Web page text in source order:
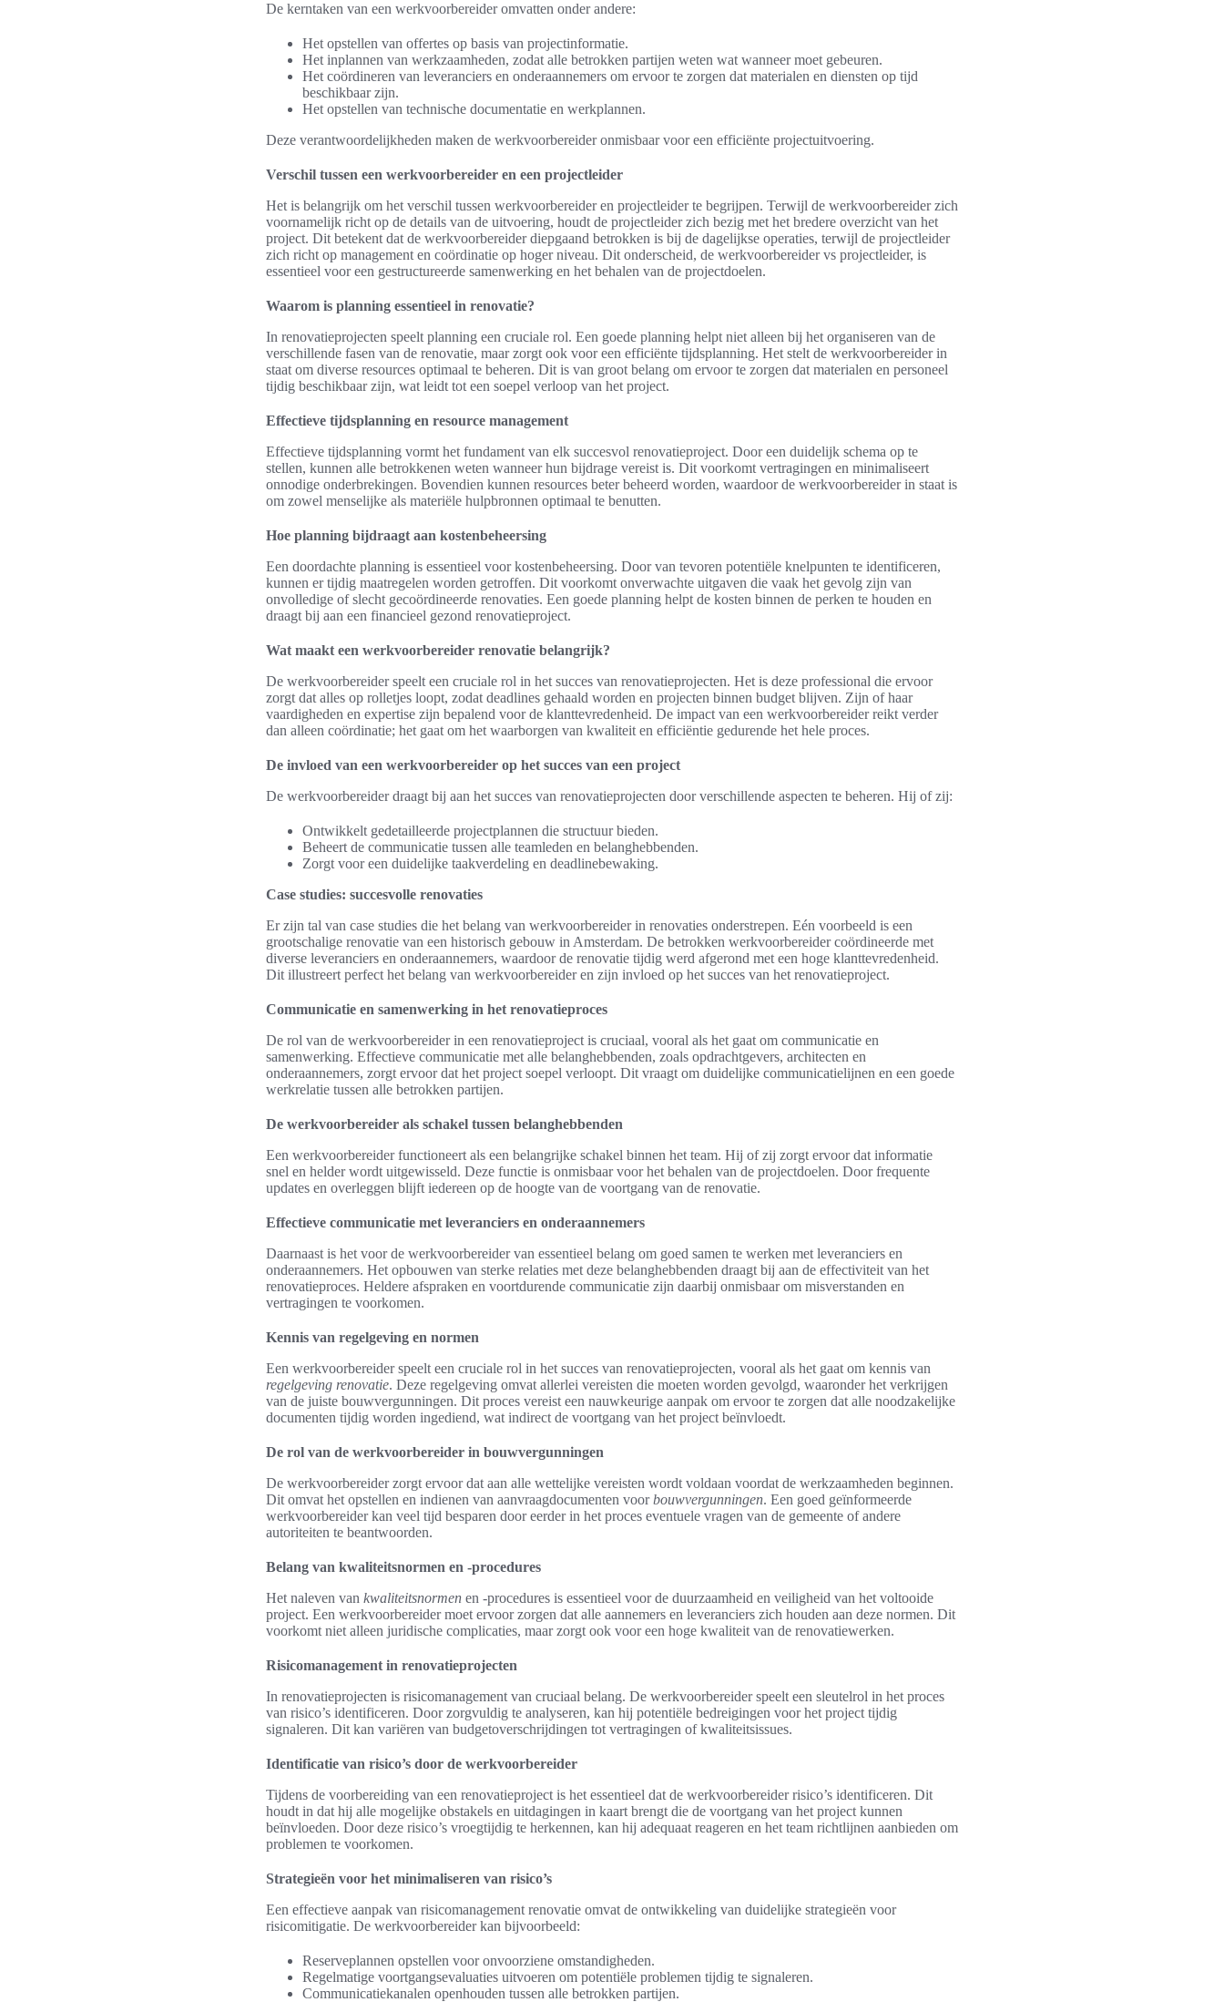
De kerntaken van een werkvoorbereider omvatten onder andere:
Het opstellen van offertes op basis van projectinformatie.
Het inplannen van werkzaamheden, zodat alle betrokken partijen weten wat wanneer moet gebeuren.
Het coördineren van leveranciers en onderaannemers om ervoor te zorgen dat materialen en diensten op tijd
beschikbaar zijn.
Het opstellen van technische documentatie en werkplannen.
Deze verantwoordelijkheden maken de werkvoorbereider onmisbaar voor een efficiënte projectuitvoering.
Verschil tussen een werkvoorbereider en een projectleider
Het is belangrijk om het verschil tussen werkvoorbereider en projectleider te begrijpen. Terwijl de werkvoorbereider zich
voornamelijk richt op de details van de uitvoering, houdt de projectleider zich bezig met het bredere overzicht van het
project. Dit betekent dat de werkvoorbereider diepgaand betrokken is bij de dagelijkse operaties, terwijl de projectleider
zich richt op management en coördinatie op hoger niveau. Dit onderscheid, de werkvoorbereider vs projectleider, is
essentieel voor een gestructureerde samenwerking en het behalen van de projectdoelen.
Waarom is planning essentieel in renovatie?
In renovatieprojecten speelt planning een cruciale rol. Een goede planning helpt niet alleen bij het organiseren van de
verschillende fasen van de renovatie, maar zorgt ook voor een efficiënte tijdsplanning. Het stelt de werkvoorbereider in
staat om diverse resources optimaal te beheren. Dit is van groot belang om ervoor te zorgen dat materialen en personeel
tijdig beschikbaar zijn, wat leidt tot een soepel verloop van het project.
Effectieve tijdsplanning en resource management
Effectieve tijdsplanning vormt het fundament van elk succesvol renovatieproject. Door een duidelijk schema op te
stellen, kunnen alle betrokkenen weten wanneer hun bijdrage vereist is. Dit voorkomt vertragingen en minimaliseert
onnodige onderbrekingen. Bovendien kunnen resources beter beheerd worden, waardoor de werkvoorbereider in staat is
om zowel menselijke als materiële hulpbronnen optimaal te benutten.
Hoe planning bijdraagt aan kostenbeheersing
Een doordachte planning is essentieel voor kostenbeheersing. Door van tevoren potentiële knelpunten te identificeren,
kunnen er tijdig maatregelen worden getroffen. Dit voorkomt onverwachte uitgaven die vaak het gevolg zijn van
onvolledige of slecht gecoördineerde renovaties. Een goede planning helpt de kosten binnen de perken te houden en
draagt bij aan een financieel gezond renovatieproject.
Wat maakt een werkvoorbereider renovatie belangrijk?
De werkvoorbereider speelt een cruciale rol in het succes van renovatieprojecten. Het is deze professional die ervoor
zorgt dat alles op rolletjes loopt, zodat deadlines gehaald worden en projecten binnen budget blijven. Zijn of haar
vaardigheden en expertise zijn bepalend voor de klanttevredenheid. De impact van een werkvoorbereider reikt verder
dan alleen coördinatie; het gaat om het waarborgen van kwaliteit en efficiëntie gedurende het hele proces.
De invloed van een werkvoorbereider op het succes van een project
De werkvoorbereider draagt bij aan het succes van renovatieprojecten door verschillende aspecten te beheren. Hij of zij:
Ontwikkelt gedetailleerde projectplannen die structuur bieden.
Beheert de communicatie tussen alle teamleden en belanghebbenden.
Zorgt voor een duidelijke taakverdeling en deadlinebewaking.
Case studies: succesvolle renovaties
Er zijn tal van case studies die het belang van werkvoorbereider in renovaties onderstrepen. Eén voorbeeld is een
grootschalige renovatie van een historisch gebouw in Amsterdam. De betrokken werkvoorbereider coördineerde met
diverse leveranciers en onderaannemers, waardoor de renovatie tijdig werd afgerond met een hoge klanttevredenheid.
Dit illustreert perfect het belang van werkvoorbereider en zijn invloed op het succes van het renovatieproject.
Communicatie en samenwerking in het renovatieproces
De rol van de werkvoorbereider in een renovatieproject is cruciaal, vooral als het gaat om communicatie en
samenwerking. Effectieve communicatie met alle belanghebbenden, zoals opdrachtgevers, architecten en
onderaannemers, zorgt ervoor dat het project soepel verloopt. Dit vraagt om duidelijke communicatielijnen en een goede
werkrelatie tussen alle betrokken partijen.
De werkvoorbereider als schakel tussen belanghebbenden
Een werkvoorbereider functioneert als een belangrijke schakel binnen het team. Hij of zij zorgt ervoor dat informatie
snel en helder wordt uitgewisseld. Deze functie is onmisbaar voor het behalen van de projectdoelen. Door frequente
updates en overleggen blijft iedereen op de hoogte van de voortgang van de renovatie.
Effectieve communicatie met leveranciers en onderaannemers
Daarnaast is het voor de werkvoorbereider van essentieel belang om goed samen te werken met leveranciers en
onderaannemers. Het opbouwen van sterke relaties met deze belanghebbenden draagt bij aan de effectiviteit van het
renovatieproces. Heldere afspraken en voortdurende communicatie zijn daarbij onmisbaar om misverstanden en
vertragingen te voorkomen.
Kennis van regelgeving en normen
Een werkvoorbereider speelt een cruciale rol in het succes van renovatieprojecten, vooral als het gaat om kennis van
regelgeving renovatie. Deze regelgeving omvat allerlei vereisten die moeten worden gevolgd, waaronder het verkrijgen
van de juiste bouwvergunningen. Dit proces vereist een nauwkeurige aanpak om ervoor te zorgen dat alle noodzakelijke
documenten tijdig worden ingediend, wat indirect de voortgang van het project beïnvloedt.
De rol van de werkvoorbereider in bouwvergunningen
De werkvoorbereider zorgt ervoor dat aan alle wettelijke vereisten wordt voldaan voordat de werkzaamheden beginnen.
Dit omvat het opstellen en indienen van aanvraagdocumenten voorbouwvergunningen. Een goed geïnformeerde
werkvoorbereider kan veel tijd besparen door eerder in het proces eventuele vragen van de gemeente of andere
autoriteiten te beantwoorden.
Belang van kwaliteitsnormen en -procedures
Het naleven van kwaliteitsnormen en -procedures is essentieel voor de duurzaamheid en veiligheid van het voltooide
project. Een werkvoorbereider moet ervoor zorgen dat alle aannemers en leveranciers zich houden aan deze normen. Dit
voorkomt niet alleen juridische complicaties, maar zorgt ook voor een hoge kwaliteit van de renovatiewerken.
Risicomanagement in renovatieprojecten
In renovatieprojecten is risicomanagement van cruciaal belang. De werkvoorbereider speelt een sleutelrol in het proces
van risico’s identificeren. Door zorgvuldig te analyseren, kan hij potentiële bedreigingen voor het project tijdig
signaleren. Dit kan variëren van budgetoverschrijdingen tot vertragingen of kwaliteitsissues.
Identificatie van risico’s door de werkvoorbereider
Tijdens de voorbereiding van een renovatieproject is het essentieel dat de werkvoorbereider risico’s identificeren. Dit
houdt in dat hij alle mogelijke obstakels en uitdagingen in kaart brengt die de voortgang van het project kunnen
beïnvloeden. Door deze risico’s vroegtijdig te herkennen, kan hij adequaat reageren en het team richtlijnen aanbieden om
problemen te voorkomen.
Strategieën voor het minimaliseren van risico’s
Een effectieve aanpak van risicomanagement renovatie omvat de ontwikkeling van duidelijke strategieën voor
risicomitigatie. De werkvoorbereider kan bijvoorbeeld:
Reserveplannen opstellen voor onvoorziene omstandigheden.
Regelmatige voortgangsevaluaties uitvoeren om potentiële problemen tijdig te signaleren.
Communicatiekanalen openhouden tussen alle betrokken partijen.